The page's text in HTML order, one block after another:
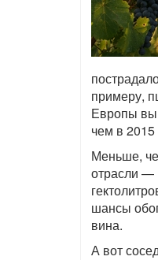
примеру,
Европы
чем в 2015
Меньше,
отрасли —
шансы
вина.
А вот